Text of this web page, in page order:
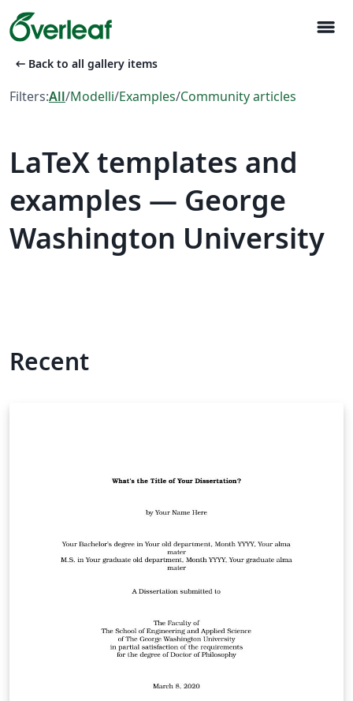
menu
arrow_left_alt Back to all gallery items
Filters:All/Modelli/Examples/Community articles
LaTeX templates and
examples — George
Washington University
Recent